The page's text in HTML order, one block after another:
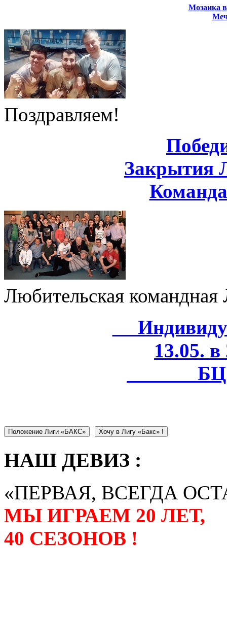
Мозаика в
Поздравляем!
Закрытия
Любительская
13.05.
БЦ
Положение Лиги «БАКС» Хочу в Лигу «Бакс» !
НАШ ДЕВИЗ :
«ПЕРВАЯ, ВСЕГДА
МЫ ИГРАЕМ 20 ЛЕТ,
40 СЕЗОНОВ !